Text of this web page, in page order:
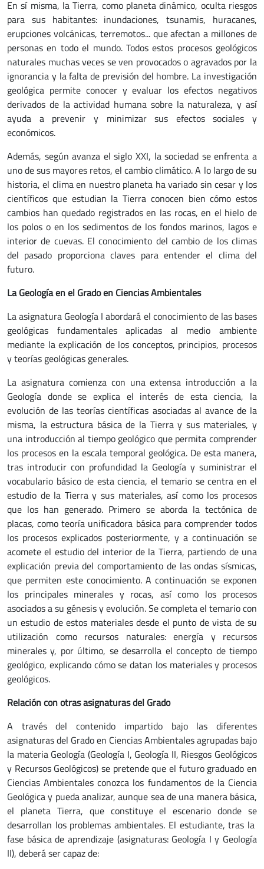
En sí misma, la Tierra, como planeta dinámico, oculta riesgos
para sus habitantes: inundaciones, tsunamis, huracanes,
erupciones volcánicas, terremotos... que afectan a millones de
personas en todo el mundo. Todos estos procesos geológicos
naturales muchas veces se ven provocados o agravados por la
ignorancia y la falta de previsión del hombre. La investigación
geológica permite conocer y evaluar los efectos negativos
derivados de la actividad humana sobre la naturaleza, y así
ayuda a prevenir y minimizar sus efectos sociales y
económicos.
Además, según avanza el siglo XXI, la sociedad se enfrenta a
uno de sus mayores retos, el cambio climático. A lo largo de su
historia, el clima en nuestro planeta ha variado sin cesar y los
científicos que estudian la Tierra conocen bien cómo estos
cambios han quedado registrados en las rocas, en el hielo de
los polos o en los sedimentos de los fondos marinos, lagos e
interior de cuevas. El conocimiento del cambio de los climas
del pasado proporciona claves para entender el clima del
futuro.
La Geología en el Grado en Ciencias Ambientales
La asignatura Geología I abordará el conocimiento de las bases
geológicas fundamentales aplicadas al medio ambiente
mediante la explicación de los conceptos, principios, procesos
y teorías geológicas generales.
La asignatura comienza con una extensa introducción a la
Geología donde se explica el interés de esta ciencia, la
evolución de las teorías científicas asociadas al avance de la
misma, la estructura básica de la Tierra y sus materiales, y
una introducción al tiempo geológico que permita comprender
los procesos en la escala temporal geológica. De esta manera,
tras introducir con profundidad la Geología y suministrar el
vocabulario básico de esta ciencia, el temario se centra en el
estudio de la Tierra y sus materiales, así como los procesos
que los han generado. Primero se aborda la tectónica de
placas, como teoría unificadora básica para comprender todos
los procesos explicados posteriormente, y a continuación se
acomete el estudio del interior de la Tierra, partiendo de una
explicación previa del comportamiento de las ondas sísmicas,
que permiten este conocimiento. A continuación se exponen
los principales minerales y rocas, así como los procesos
asociados a su génesis y evolución. Se completa el temario con
un estudio de estos materiales desde el punto de vista de su
utilización como recursos naturales: energía y recursos
minerales y, por último, se desarrolla el concepto de tiempo
geológico, explicando cómo se datan los materiales y procesos
geológicos.
Relación con otras asignaturas del Grado
A través del contenido impartido bajo las diferentes
asignaturas del Grado en Ciencias Ambientales agrupadas bajo
la materia Geología (Geología I, Geología II, Riesgos Geológicos
y Recursos Geológicos) se pretende que el futuro graduado en
Ciencias Ambientales conozca los fundamentos de la Ciencia
Geológica y pueda analizar, aunque sea de una manera básica,
el planeta Tierra, que constituye el escenario donde se
desarrollan los problemas ambientales. El estudiante, tras la
fase básica de aprendizaje (asignaturas: Geología I y Geología
II), deberá ser capaz de: